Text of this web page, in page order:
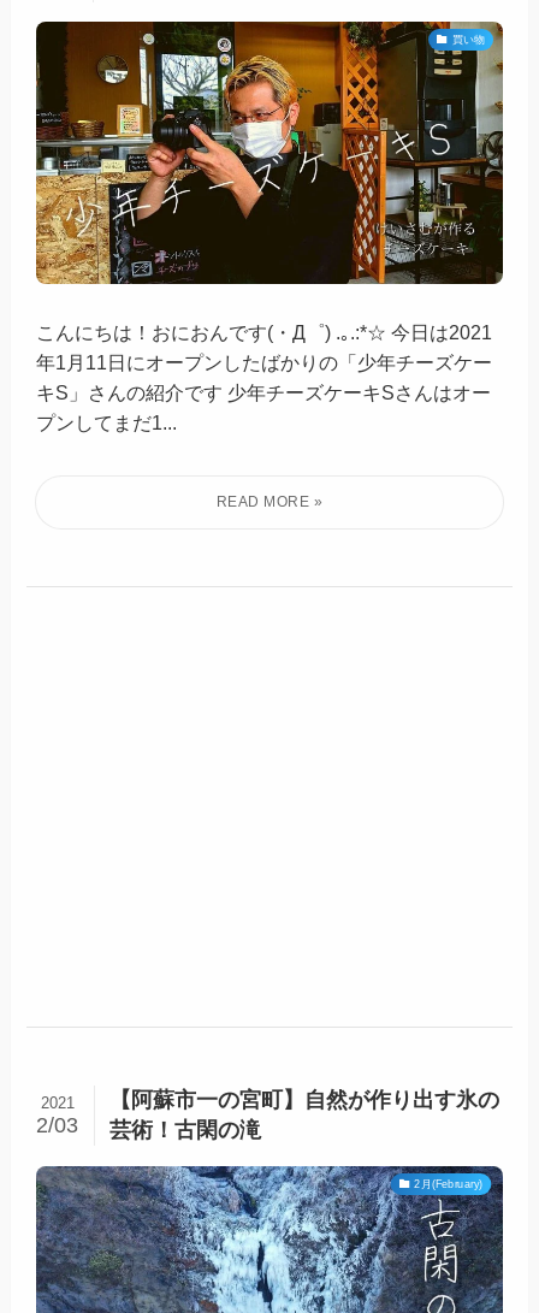
買い物
こんにちは！おにおんです(・Д゜) .｡.:*☆ 今日は2021
年1月11日にオープンしたばかりの「​少年チーズケー
キS」さんの紹介です 少年チーズケーキSさんはオー
プンしてまだ1...
【阿蘇市一の宮町】自然が作り出す氷の
芸術！古閑の滝
2021
2/03
2月(February)